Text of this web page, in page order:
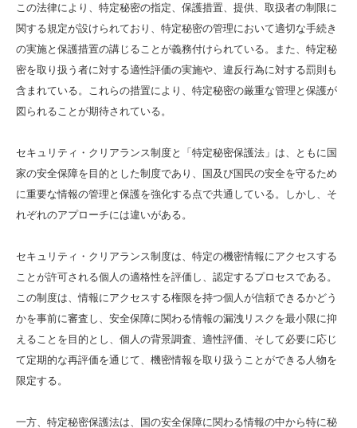
この法律により、特定秘密の指定、保護措置、提供、取扱者の制限に
関する規定が設けられており、特定秘密の管理において適切な手続き
の実施と保護措置の講じることが義務付けられている。また、特定秘
密を取り扱う者に対する適性評価の実施や、違反行為に対する罰則も
含まれている。これらの措置により、特定秘密の厳重な管理と保護が
図られることが期待されている。
セキュリティ・クリアランス制度と「特定秘密保護法」は、ともに国
家の安全保障を目的とした制度であり、国及び国民の安全を守るため
に重要な情報の管理と保護を強化する点で共通している。しかし、そ
れぞれのアプローチには違いがある。
セキュリティ・クリアランス制度は、特定の機密情報にアクセスする
ことが許可される個人の適格性を評価し、認定するプロセスである。
この制度は、情報にアクセスする権限を持つ個人が信頼できるかどう
かを事前に審査し、安全保障に関わる情報の漏洩リスクを最小限に抑
えることを目的とし、個人の背景調査、適性評価、そして必要に応じ
て定期的な再評価を通じて、機密情報を取り扱うことができる人物を
限定する。
一方、特定秘密保護法は、国の安全保障に関わる情報の中から特に秘